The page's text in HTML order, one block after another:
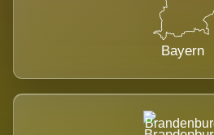
Bayern